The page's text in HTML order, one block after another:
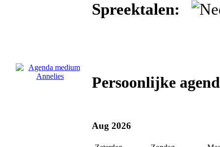
Spreektalen:
Persoonlijke
Aug 2026